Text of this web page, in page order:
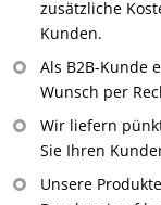
zusätzliche
Kunden.
Als B2B-Kunde
Wunsch per
Wir liefern
Sie Ihren
Unsere